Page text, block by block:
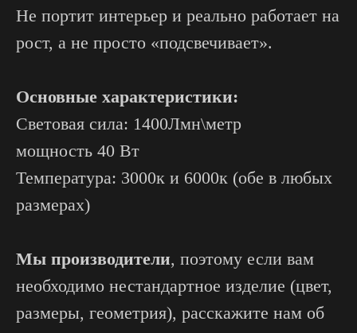
Не портит интерьер и реально работает на
рост, а не просто «подсвечивает».
Основные характеристики:
Световая сила: 1400Лмн\метр
мощность 40 Вт
Температура: 3000к и 6000к (обе в любых
размерах)
Мы производители, поэтому если вам
необходимо нестандартное изделие (цвет,
размеры, геометрия), расскажите нам об